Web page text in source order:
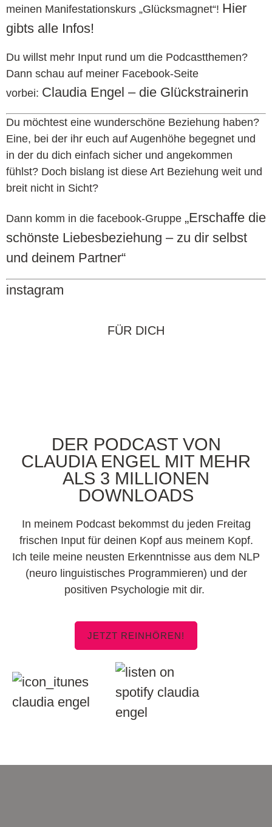
meinen Manifestationskurs „Glücksmagnet“! Hier
gibts alle Infos!
Du willst mehr Input rund um die Podcastthemen?
Dann schau auf meiner Facebook-Seite
vorbei: Claudia Engel – die Glückstrainerin
Du möchtest eine wunderschöne Beziehung haben?
Eine, bei der ihr euch auf Augenhöhe begegnet und
in der du dich einfach sicher und angekommen
fühlst? Doch bislang ist diese Art Beziehung weit und
breit nicht in Sicht?
Dann komm in die facebook-Gruppe „Erschaffe die
schönste Liebesbeziehung – zu dir selbst
und deinem Partner“
instagram
FÜR DICH
DER PODCAST VON
CLAUDIA ENGEL MIT MEHR
ALS 3 MILLIONEN
DOWNLOADS
In meinem Podcast bekommst du jeden Freitag
frischen Input für deinen Kopf aus meinem Kopf.
Ich teile meine neusten Erkenntnisse aus dem NLP
(neuro linguistisches Programmieren) und der
positiven Psychologie mit dir.
JETZT REINHÖREN!